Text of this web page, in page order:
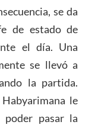
se da
de estado de
el día. Una
se llevó a
la partida.
le
pasar la